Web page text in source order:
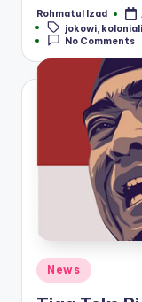
Posted
by
Rohmatul Izad
Tags:jokowi
No Comments
Posted
in
News